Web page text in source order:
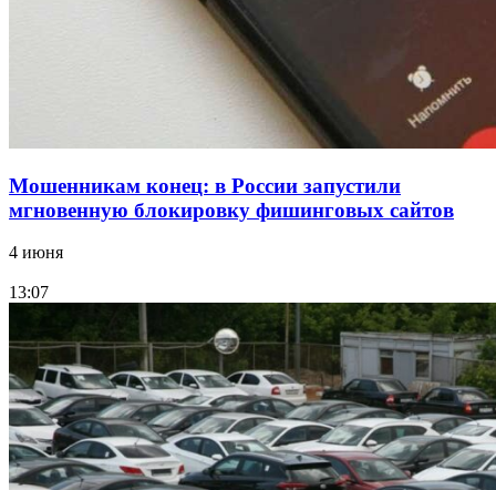
Мошенникам конец: в России запустили
мгновенную блокировку фишинговых сайтов
4 июня
13:07